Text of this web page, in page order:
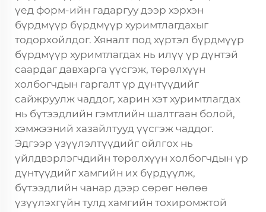
үед форм-ийн гадаргуу дээр хэрхэн
бүрдмүүр бүрдмүүр хуримтлагдахыг
тодорхойлдог. Хяналт под хүртэл бүрдмүүр
бүрдмүүр хуримтлагдах нь илүү үр дүнтэй
саардаг давхарга үүсгэж, төрөлхүүн
холбогчдын гаргалт үр дүнтүүдийг
сайжруулж чаддог, харин хэт хуримтлагдах
нь бүтээдлийн гэмтлийн шалтгаан болой,
хэмжээний хазайлтууд үүсгэж чаддог.
Эдгээр үзүүлэлтүүдийг ойлгох нь
үйлдвэрлэгчдийн төрөлхүүн холбогчдын үр
дүнтүүдийг хамгийн их бүрдүүлж,
бүтээдлийн чанар дээр сөрөг нөлөө
үзүүлэхгүйн тулд хамгийн тохиромжтой